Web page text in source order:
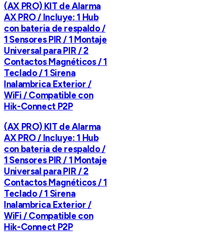
(AX PRO) KIT de Alarma
AX PRO / Incluye: 1 Hub
con bateria de respaldo /
1 Sensores PIR / 1 Montaje
Universal para PIR / 2
Contactos Magnéticos / 1
Teclado / 1 Sirena
Inalambrica Exterior /
WiFi / Compatible con
Hik-Connect P2P
(AX PRO) KIT de Alarma
AX PRO / Incluye: 1 Hub
con bateria de respaldo /
1 Sensores PIR / 1 Montaje
Universal para PIR / 2
Contactos Magnéticos / 1
Teclado / 1 Sirena
Inalambrica Exterior /
WiFi / Compatible con
Hik-Connect P2P